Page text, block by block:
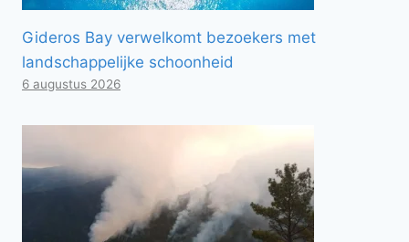
Gideros Bay verwelkomt bezoekers met
landschappelijke schoonheid
6 augustus 2026